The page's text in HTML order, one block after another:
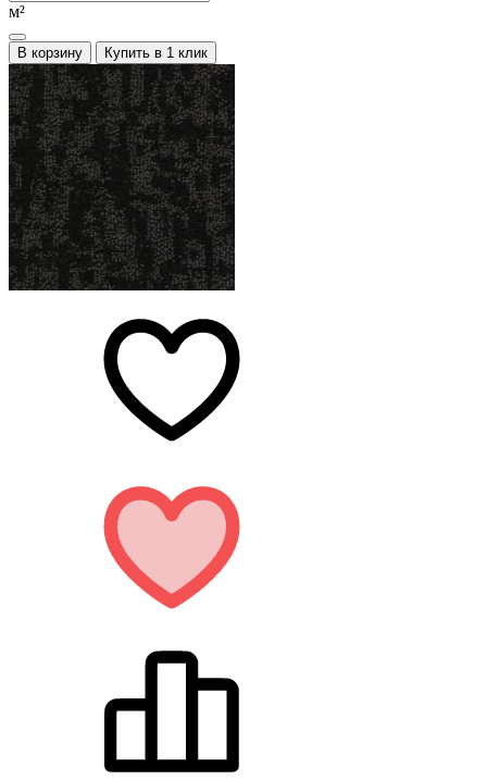
м²
В корзину Купить в 1 клик